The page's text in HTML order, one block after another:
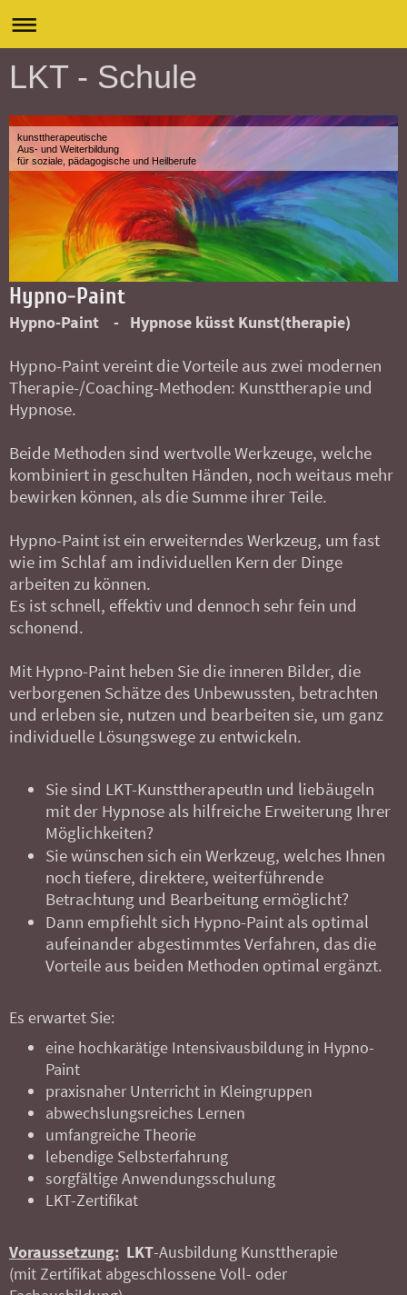
LKT - Schule
kunsttherapeutische
Aus- und Weiterbildung
für soziale, pädagogische und Heilberufe
Hypno-Paint
Hypno-Paint - Hypnose küsst Kunst(therapie)
Hypno-Paint vereint die Vorteile aus zwei modernen
Therapie-/Coaching-Methoden: Kunsttherapie und
Hypnose.
Beide Methoden sind wertvolle Werkzeuge, welche
kombiniert in geschulten Händen, noch weitaus mehr
bewirken können, als die Summe ihrer Teile.
Hypno-Paint ist ein erweiterndes Werkzeug, um fast
wie im Schlaf am individuellen Kern der Dinge
arbeiten zu können.
Es ist schnell, effektiv und dennoch sehr fein und
schonend.
Mit Hypno-Paint heben Sie die inneren Bilder, die
verborgenen Schätze des Unbewussten, betrachten
und erleben sie, nutzen und bearbeiten sie, um ganz
individuelle Lösungswege zu entwickeln.
Sie sind LKT-KunsttherapeutIn und liebäugeln
mit der Hypnose als hilfreiche Erweiterung Ihrer
Möglichkeiten?
Sie wünschen sich ein Werkzeug, welches Ihnen
noch tiefere, direktere, weiterführende
Betrachtung und Bearbeitung ermöglicht?
Dann empfiehlt sich Hypno-Paint als optimal
aufeinander abgestimmtes Verfahren, das die
Vorteile aus beiden Methoden optimal ergänzt.
Es erwartet Sie:
eine hochkarätige Intensivausbildung in Hypno-
Paint
praxisnaher Unterricht in Kleingruppen
abwechslungsreiches Lernen
umfangreiche Theorie
lebendige Selbsterfahrung
sorgfältige Anwendungsschulung
LKT-Zertifikat
Voraussetzung: LKT-Ausbildung Kunsttherapie
(mit Zertifikat abgeschlossene Voll- oder